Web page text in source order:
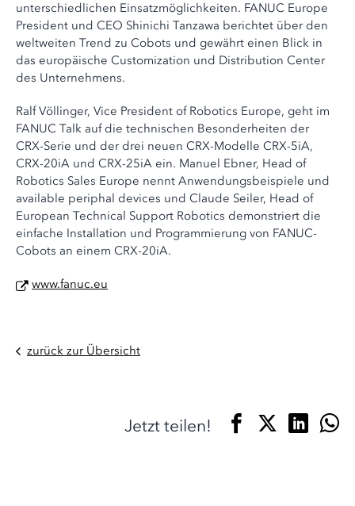
unterschiedlichen Einsatzmöglichkeiten. FANUC Europe
President und CEO Shinichi Tanzawa berichtet über den
weltweiten Trend zu Cobots und gewährt einen Blick in
das europäische Customization und Distribution Center
des Unternehmens.
Ralf Völlinger, Vice President of Robotics Europe, geht im
FANUC Talk auf die technischen Besonderheiten der
CRX-Serie und der drei neuen CRX-Modelle CRX-5iA,
CRX-20iA und CRX-25iA ein. Manuel Ebner, Head of
Robotics Sales Europe nennt Anwendungsbeispiele und
available periphal devices und Claude Seiler, Head of
European Technical Support Robotics demonstriert die
einfache Installation und Programmierung von FANUC-
Cobots an einem CRX-20iA.
www.fanuc.eu
zurück zur Übersicht
Jetzt teilen!